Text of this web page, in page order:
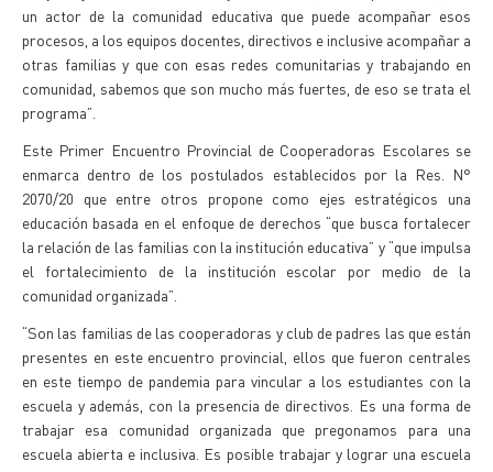
un actor de la comunidad educativa que puede acompañar esos
procesos, a los equipos docentes, directivos e inclusive acompañar a
otras familias y que con esas redes comunitarias y trabajando en
comunidad, sabemos que son mucho más fuertes, de eso se trata el
programa”.
Este Primer Encuentro Provincial de Cooperadoras Escolares se
enmarca dentro de los postulados establecidos por la Res. N°
2070/20 que entre otros propone como ejes estratégicos una
educación basada en el enfoque de derechos “que busca fortalecer
la relación de las familias con la institución educativa” y “que impulsa
el fortalecimiento de la institución escolar por medio de la
comunidad organizada”.
“Son las familias de las cooperadoras y club de padres las que están
presentes en este encuentro provincial, ellos que fueron centrales
en este tiempo de pandemia para vincular a los estudiantes con la
escuela y además, con la presencia de directivos. Es una forma de
trabajar esa comunidad organizada que pregonamos para una
escuela abierta e inclusiva. Es posible trabajar y lograr una escuela